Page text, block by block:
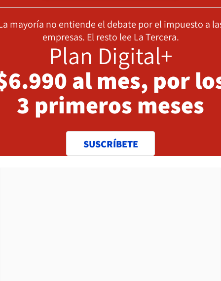
mayoría no entiende el debate por el impuesto a
empresas. El resto lee La Tercera.
Plan Digital+
al mes, por
3 primeros meses
SUSCRÍBETE